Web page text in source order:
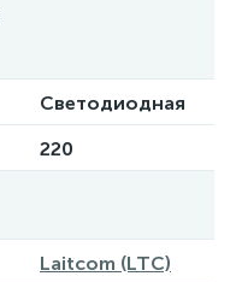
Светодиодная
220
Laitcom (LTC)